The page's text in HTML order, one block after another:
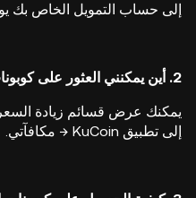
إلى حساب التمويل الخاص بك
2. أين يمكنني العثور على كوبونات الترقية الخاصة بي؟
يمكنك عرض قسائم زيادة
إلى تطبيق KuCoin → مكافآتي.